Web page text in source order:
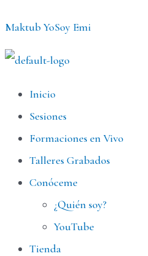
contenido
Maktub YoSoy Emi
MenúInicio
Sesiones
Formaciones en Vivo
Talleres Grabados
Conóceme
¿Quién soy?
YouTube
Tienda